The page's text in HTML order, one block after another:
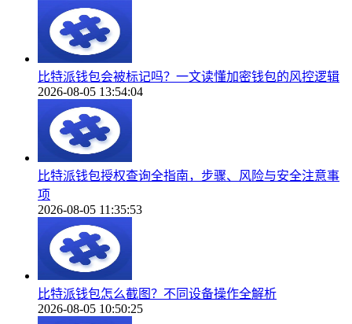
比特派钱包会被标记吗？一文读懂加密钱包的风控逻辑
2026-08-05 13:54:04
比特派钱包授权查询全指南，步骤、风险与安全注意事
项
2026-08-05 11:35:53
比特派钱包怎么截图？不同设备操作全解析
2026-08-05 10:50:25